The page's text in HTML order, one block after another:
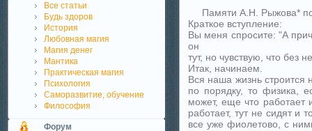
Все статьи
Будь здоров
История
Любовная магия
Магия денег
Мантика
Практическая магия
Психология
Саморазвитие, обучение
Философия
Форум
Памяти А.Н. Рыжова*
Краткое вступление:
Вы меня спросите: "А
он
тут, но чувствую, что без
Итак, начинаем.
Вся наша жизнь строится
по порядку, то физика,
может, еще что работает
работает, тут не сидят и
все уже фиолетово, с